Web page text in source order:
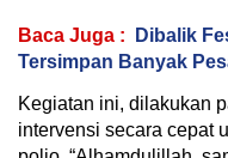
Baca Juga :
Dibalik
Tersimpan Banyak
Kegiatan ini, dilakukan
intervensi secara cepat